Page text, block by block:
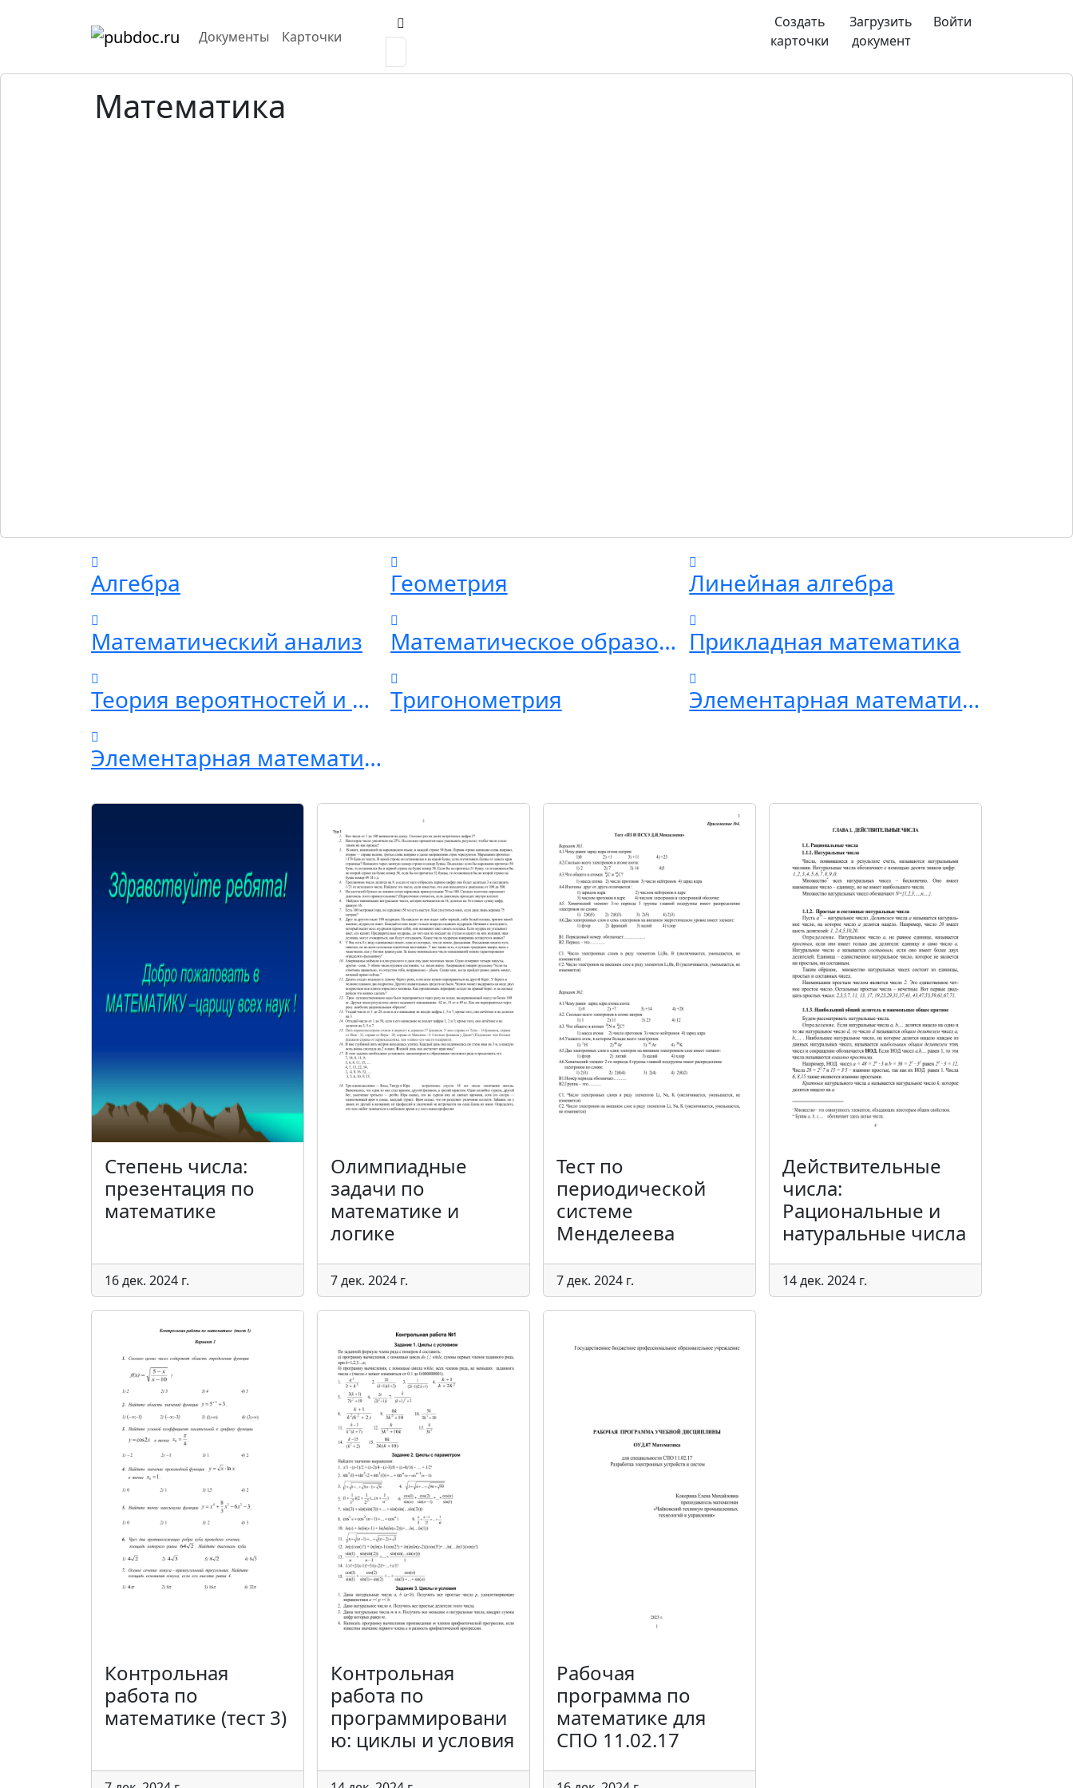
Документы Карточки
Создать
карточки
Загрузить
документ
Войти
Математика
Алгебра Геометрия
Линейная алгебра
Математический анализ
Математическое образование Прикладная математика
Теория вероятностей и математическая статистика
Тригонометрия
Элементарная математика
Элементарная математика
Степень числа:
презентация по
математике
16 дек. 2024 г.
Олимпиадные
задачи по
математике и
логике
7 дек. 2024 г.
Тест по
периодической
системе
Менделеева
7 дек. 2024 г.
Действительные
числа:
Рациональные и
натуральные числа
14 дек. 2024 г.
Контрольная
работа по
математике (тест 3)
Контрольная
работа по
программировани
ю: циклы и условия
Рабочая
программа по
математике для
СПО 11.02.17